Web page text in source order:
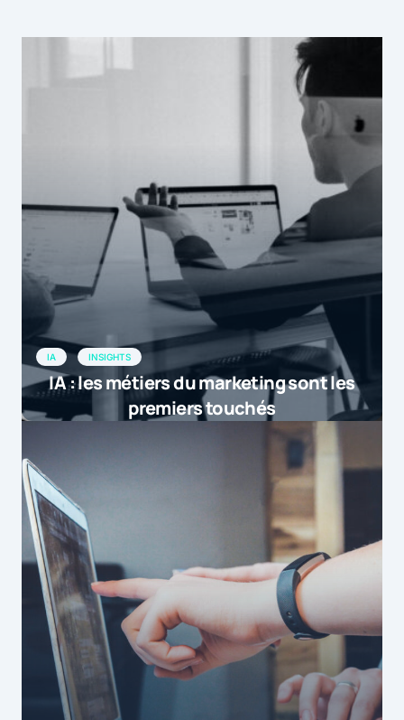
IA INSIGHTS
IA : les métiers du marketing sont les
premiers touchés